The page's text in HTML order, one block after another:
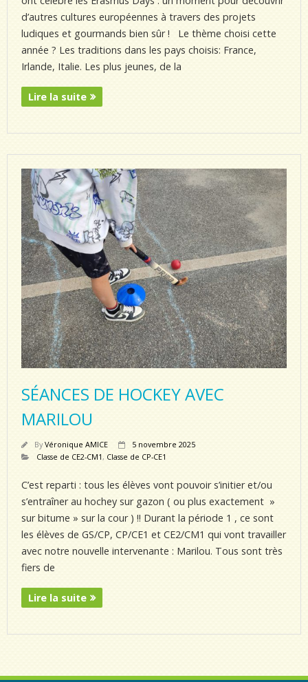
d’autres cultures européennes à travers des projets
ludiques et gourmands bien sûr ! Le thème choisi cette
année ? Les traditions dans les pays choisis: France,
Irlande, Italie. Les plus jeunes, de la
Lire la suite
SÉANCES DE HOCKEY AVEC
MARILOU
ByVéronique AMICE
5 novembre 2025
Classe de CE2-CM1 , Classe de CP-CE1
C’est reparti : tous les élèves vont pouvoir s’initier et/ou
s’entraîner au hochey sur gazon ( ou plus exactement »
sur bitume » sur la cour ) !! Durant la période 1 , ce sont
les élèves de GS/CP, CP/CE1 et CE2/CM1 qui vont travailler
avec notre nouvelle intervenante : Marilou. Tous sont très
fiers de
Lire la suite